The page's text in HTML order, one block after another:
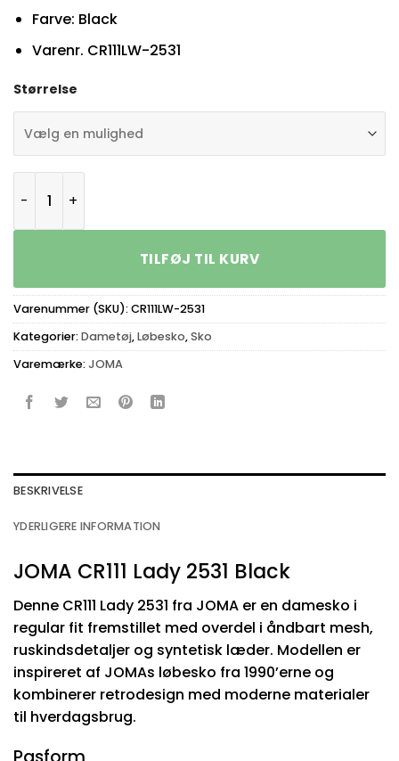
Farve: Black
Varenr. CR111LW-2531
Størrelse
TILFØJ TIL KURV
Varenummer (SKU): CR111LW-2531
Kategorier: Dametøj,Løbesko,Sko
Varemærke: JOMA
BESKRIVELSE
YDERLIGERE INFORMATION
JOMA CR111 Lady 2531 Black
Denne CR111 Lady 2531 fra JOMA er en damesko i
regular fit fremstillet med overdel i åndbart mesh,
ruskindsdetaljer og syntetisk læder. Modellen er
inspireret af JOMAs løbesko fra 1990’erne og
kombinerer retrodesign med moderne materialer
til hverdagsbrug.